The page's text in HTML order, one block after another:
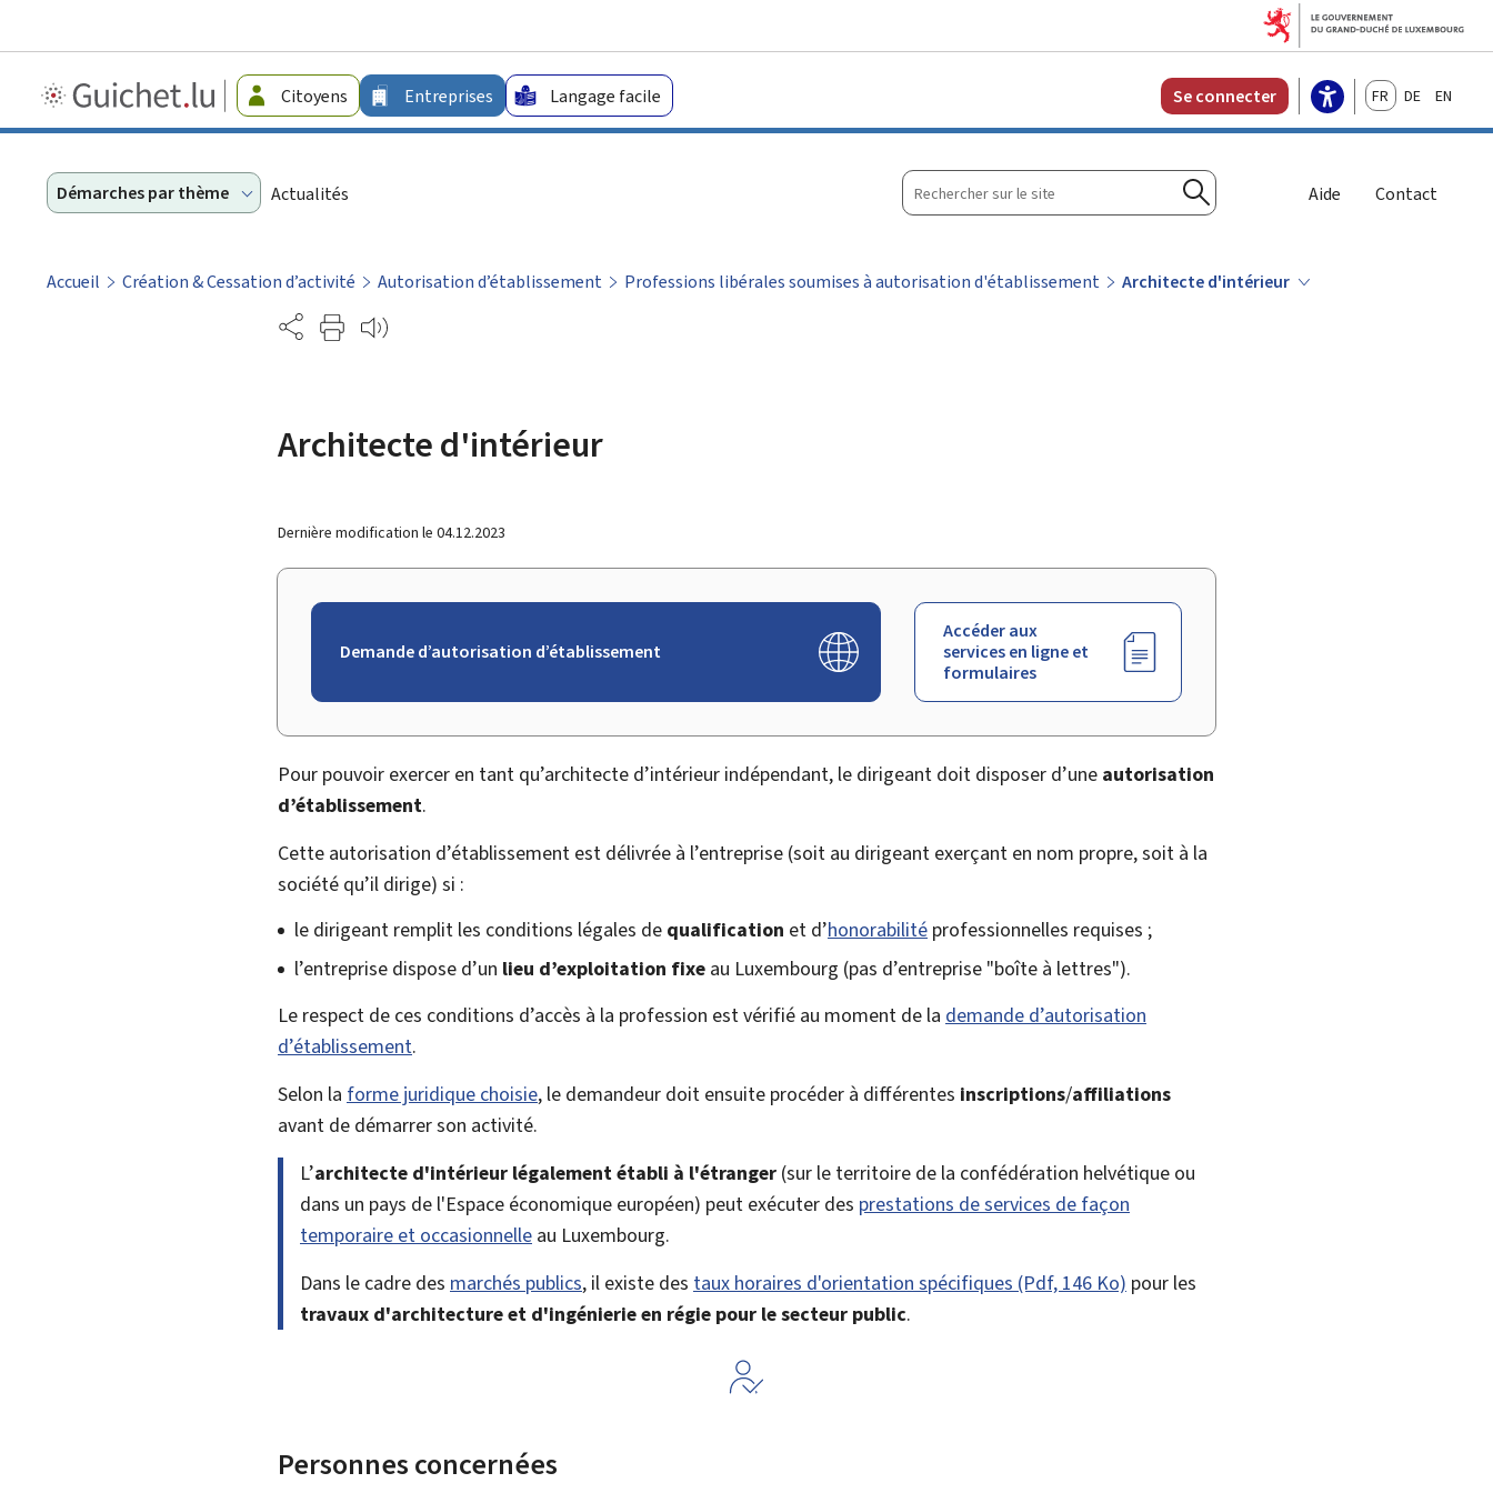
Guichet.lu
-
Citoyens Entreprises Langage facile Se connecter FrançaisDeutschEnglish
Démarches par thème Actualités
Rechercher
sur
site
Rechercher
Aide Contact
Accueil Création & Cessation d’activité Autorisation d’établissement Professions libérales soumises à autorisation d'établissement
Architecte d'intérieur
Partage
Architecte d'intérieur
Dernière modification le 04.12.2023
Demande d’autorisation d’établissement
Accéder aux
services en ligne et
formulaires
Pour pouvoir exercer en tant qu’architecte d’intérieur indépendant, le dirigeant doit disposer d’une autorisation
d’établissement.
Cette autorisation d’établissement est délivrée à l’entreprise (soit au dirigeant exerçant en nom propre, soit à la
société qu’il dirige) si :
le dirigeant remplit les conditions légales de qualification et d’honorabilité professionnelles requises ;
l’entreprise dispose d’un lieu d’exploitation fixe au Luxembourg (pas d’entreprise "boîte à lettres").
Le respect de ces conditions d’accès à la profession est vérifié au moment de la demande d’autorisation
d’établissement.
Selon la forme juridique choisie, le demandeur doit ensuite procéder à différentes inscriptions/affiliations
avant de démarrer son activité.
L’architecte d'intérieur légalement établi à l'étranger (sur le territoire de la confédération helvétique ou
dans un pays de l'Espace économique européen) peut exécuter des prestations de services de façon
temporaire et occasionnelle au Luxembourg.
Dans le cadre des marchés publics, il existe des taux horaires d'orientation spécifiques (Pdf, 146 Ko) pour les
travaux d'architecture et d'ingénierie en régie pour le secteur public.
Personnes concernées